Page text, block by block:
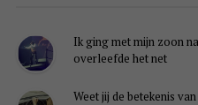
Ik ging met mijn zoon
overleefde het net
Weet jij de betekenis